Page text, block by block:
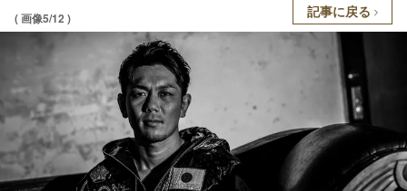
( 画像5/12 ) 記事に戻る